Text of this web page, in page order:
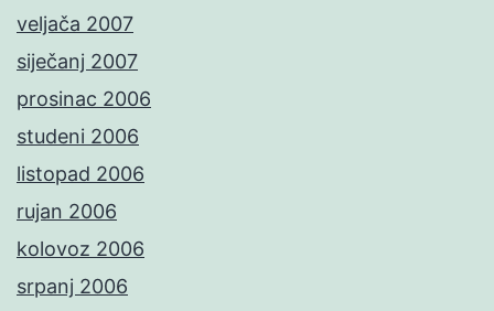
veljača 2007
siječanj 2007
prosinac 2006
studeni 2006
listopad 2006
rujan 2006
kolovoz 2006
srpanj 2006